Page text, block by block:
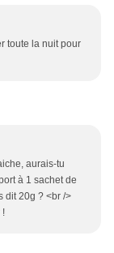
toute la nuit pour
aurais-tu
à 1 sachet de
dit 20g ? <br />
!